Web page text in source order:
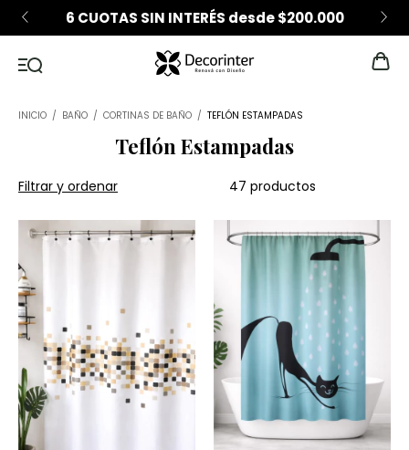
6 CUOTAS SIN INTERÉS desde $200.000
INICIO / BAÑO / CORTINAS DE BAÑO / TEFLÓN ESTAMPADAS
Teflón Estampadas
Filtrar y ordenar 47 productos